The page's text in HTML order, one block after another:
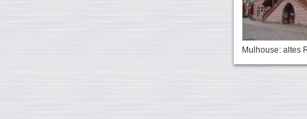
Mulhouse: altes